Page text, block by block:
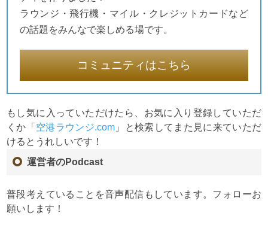
ラウンジ・飛行機・マイル・クレジットカードなど
の話題をみんなで楽しめる場です。
コミュニティはこちら
もし気に入っていただけたら、お気に入り登録していただ
くか「 空港ラウンジ.com 」と検索してまた見に来ていただ
けるとうれしいです！
運営者のPodcast
普段考えていることを音声配信もしています。フォローお
願いします！